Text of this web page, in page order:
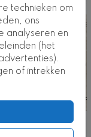
technieken om
ons
analyseren en
(het
of intrekken